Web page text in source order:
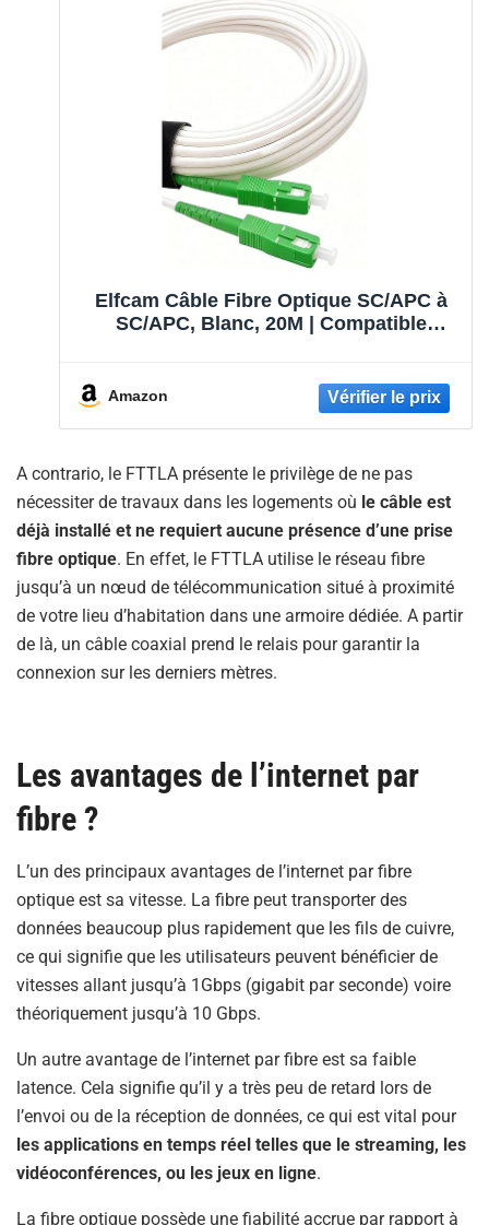
Elfcam Câble Fibre Optique SC/APC à
SC/APC, Blanc, 20M | Compatible
faible perte.
Amazon
A contrario, le FTTLA présente le privilège de ne pas
nécessiter de travaux dans les logements où le câble est
déjà installé et ne requiert aucune présence d’une prise
fibre optique. En effet, le FTTLA utilise le réseau fibre
jusqu’à un nœud de télécommunication situé à proximité
de votre lieu d’habitation dans une armoire dédiée. A partir
de là, un câble coaxial prend le relais pour garantir la
connexion sur les derniers mètres.
Les avantages de l’internet par
fibre ?
L’un des principaux avantages de l’internet par fibre
optique est sa vitesse. La fibre peut transporter des
données beaucoup plus rapidement que les fils de cuivre,
ce qui signifie que les utilisateurs peuvent bénéficier de
vitesses allant jusqu’à 1Gbps (gigabit par seconde) voire
théoriquement jusqu’à 10 Gbps.
Un autre avantage de l’internet par fibre est sa faible
latence. Cela signifie qu’il y a très peu de retard lors de
l’envoi ou de la réception de données, ce qui est vital pour
les applications en temps réel telles que le streaming, les
vidéoconférences, ou les jeux en ligne.
La fibre optique possède une fiabilité accrue par rapport à